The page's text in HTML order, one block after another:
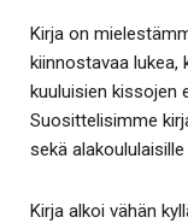
Kirja on
kiinnostavaa lukea,
kuuluisien kissojen
Suosittelisimme
sekä
Kirja alkoi vähän